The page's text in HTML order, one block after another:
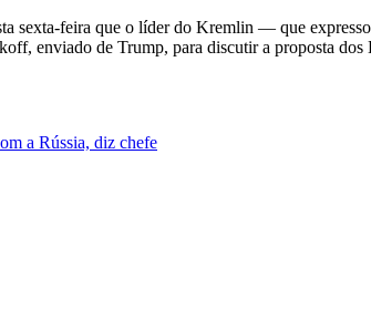
feira que o líder do Kremlin — que
enviado de Trump, para discutir a proposta dos
a Rússia, diz chefe